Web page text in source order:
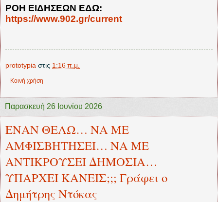
ΡΟΗ ΕΙΔΗΣΕΩΝ ΕΔΩ:
https://www.902.gr/current
prototypia στις 1:16 π.μ.
Κοινή χρήση
Παρασκευή 26 Ιουνίου 2026
ΕΝΑΝ ΘΕΛΩ… ΝΑ ΜΕ
ΑΜΦΙΣΒΗΤΗΣΕΙ… ΝΑ ΜΕ
ΑΝΤΙΚΡΟΥΣΕΙ ΔΗΜΟΣΙΑ…
ΥΠΑΡΧΕΙ ΚΑΝΕΙΣ;;; Γράφει ο
Δημήτρης Ντόκας